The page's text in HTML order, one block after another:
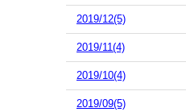
2019/12(5)
2019/11(4)
2019/10(4)
2019/09(5)